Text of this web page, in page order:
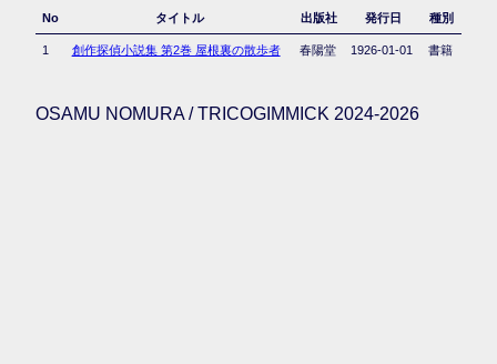
No タイトル 出版社 発行日 種別
1 創作探偵小説集 第2巻 屋根裏の散歩者 春陽堂 1926-01-01 書籍
OSAMU NOMURA / TRICOGIMMICK 2024-2026